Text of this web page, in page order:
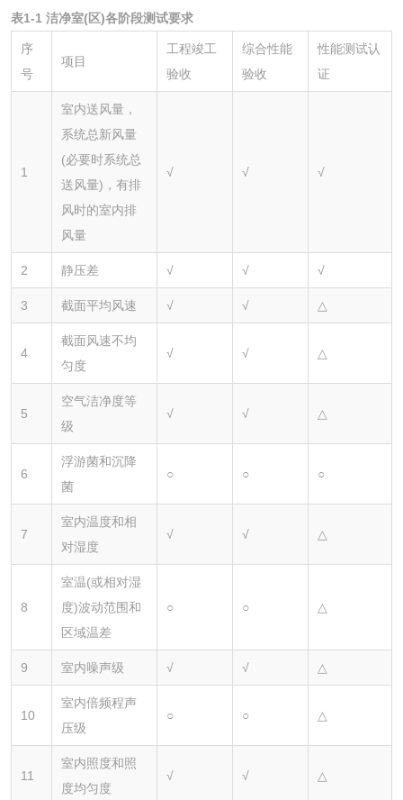
表1-1 洁净室(区)各阶段测试要求
序
号
项目
工程竣工
验收
综合性能
验收
性能测试认
证
1
室内送风量，
系统总新风量
(必要时系统总
送风量)，有排
风时的室内排
风量
√ √ √
2 静压差 √ √ √
3 截面平均风速 √ √ △
4
截面风速不均
匀度
√ √ △
5
空气洁净度等
级
√ √ △
6
浮游菌和沉降
菌
○ ○ ○
7
室内温度和相
对湿度
√ √ △
8
室温(或相对湿
度)波动范围和
区域温差
○ ○ △
9 室内噪声级 √ √ △
10
室内倍频程声
压级
○ ○ △
11
室内照度和照
度均匀度
√ √ △